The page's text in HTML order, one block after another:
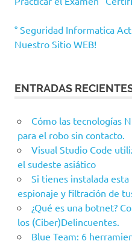
° Seguridad Informatica
Nuestro Sitio WEB!
ENTRADAS
Cómo las tecnologías
para el robo sin contacto.
Visual Studio Code
el sudeste asiático
Si tienes instalada
espionaje y filtración de
¿Qué es una botnet?
los (Ciber)Delincuentes.
Blue Team: 6